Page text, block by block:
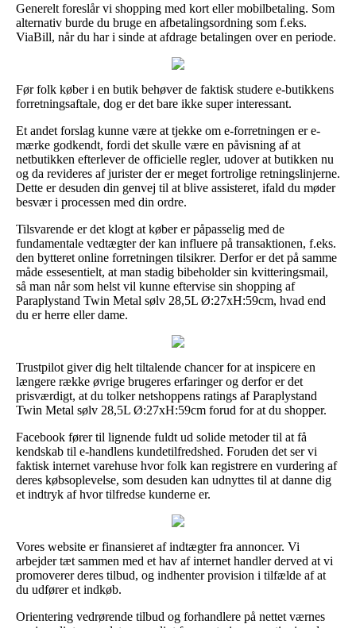
Generelt foreslår vi shopping med kort eller mobilbetaling. Som
alternativ burde du bruge en afbetalingsordning som f.eks.
ViaBill, når du har i sinde at afdrage betalingen over en periode.
Før folk køber i en butik behøver de faktisk studere e-butikkens
forretningsaftale, dog er det bare ikke super interessant.
Et andet forslag kunne være at tjekke om e-forretningen er e-
mærke godkendt, fordi det skulle være en påvisning af at
netbutikken efterlever de officielle regler, udover at butikken nu
og da revideres af jurister der er meget fortrolige retningslinjerne.
Dette er desuden din genvej til at blive assisteret, ifald du møder
besvær i processen med din ordre.
Tilsvarende er det klogt at køber er påpasselig med de
fundamentale vedtægter der kan influere på transaktionen, f.eks.
den bytteret online forretningen tilsikrer. Derfor er det på samme
måde essesentielt, at man stadig bibeholder sin kvitteringsmail,
så man når som helst vil kunne eftervise sin shopping af
Paraplystand Twin Metal sølv 28,5L Ø:27xH:59cm, hvad end
du er herre eller dame.
Trustpilot giver dig helt tiltalende chancer for at inspicere en
længere række øvrige brugeres erfaringer og derfor er det
prisværdigt, at du tolker netshoppens ratings af Paraplystand
Twin Metal sølv 28,5L Ø:27xH:59cm forud for at du shopper.
Facebook fører til lignende fuldt ud solide metoder til at få
kendskab til e-handlens kundetilfredshed. Foruden det ser vi
faktisk internet varehuse hvor folk kan registrere en vurdering af
deres købsoplevelse, som desuden kan udnyttes til at danne dig
et indtryk af hvor tilfredse kunderne er.
Vores website er finansieret af indtægter fra annoncer. Vi
arbejder tæt sammen med et hav af internet handler derved at vi
promoverer deres tilbud, og indhenter provision i tilfælde af at
du udfører et indkøb.
Orientering vedrørende tilbud og forhandlere på nettet værnes